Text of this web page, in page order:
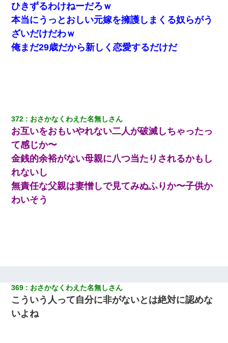
ひきずるわけねーだろｗ
本当にうっとおしい元嫁を擁護しまくる奴らがう
ざいだけだわｗ
俺まだ29歳だから新しく恋愛するだけだ
372 おさかなくわえた名無しさん
お互いをおもいやれない二人が破滅しちゃったっ
て感じか〜
金銭的余裕がない母親に八つ当たりされるかもし
れないし
無責任な父親は妻憎しで見てみぬふりか〜子供か
わいそう
369 おさかなくわえた名無しさん
こういう人って自分に非がないとは絶対に認めな
いよね